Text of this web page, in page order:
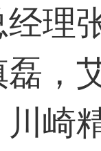
经理
，
崎